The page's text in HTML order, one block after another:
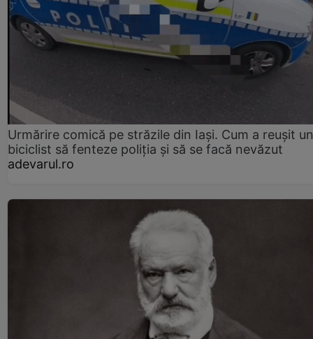
Urmărire comică pe străzile din Iași. Cum a reușit un
biciclist să fenteze poliția și să se facă nevăzut
adevarul.ro